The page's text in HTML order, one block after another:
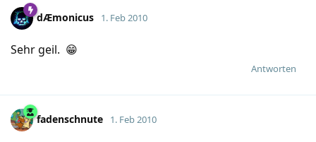
dÆmonicus 1. Feb 2010
Sehr geil. 😁
Antworten
fadenschnute 1. Feb 2010